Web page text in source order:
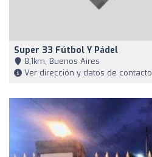
Super 33 Fútbol Y Pádel
8,1km, Buenos Aires
Ver dirección y datos de contacto